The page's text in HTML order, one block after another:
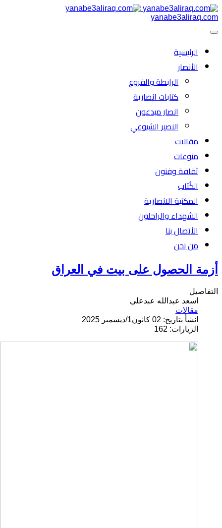
yanabe3aliraq.com
الرئیسية
الأنصار
الرابطة والفروع
كتابات انصارية
انصار مبدعون
النصیر الشیوعي
مقالات
منوعات
ثقافة وفنون
الكُتاب
المكتبة الانصارية
الشهداء والراحلون
الأتصال بنا
من نحن
أزمة الحصول على بيت في العراق
التفاصيل
اسعد عبدالله عبدعلي
مقالات
انشأ بتاريخ: 02 كانون1/ديسمبر 2025
الزيارات: 162